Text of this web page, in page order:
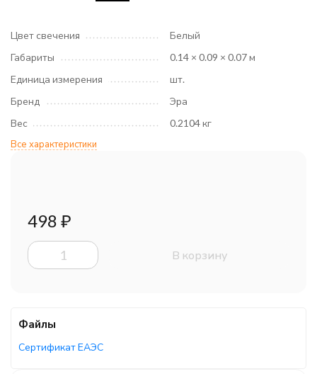
Цвет свечения
Белый
Габариты
0.14 × 0.09 × 0.07 м
Единица измерения
шт.
Бренд
Эра
Вес
0.2104 кг
Все характеристики
498 ₽
В корзину
Файлы
Сертификат ЕАЭС